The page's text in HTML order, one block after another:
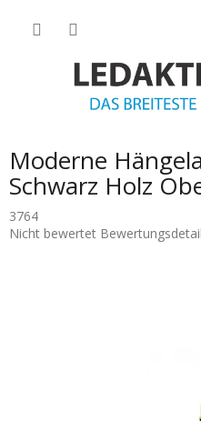
Moderne
Schwarz Holz
3764
Die
Nicht bewertet